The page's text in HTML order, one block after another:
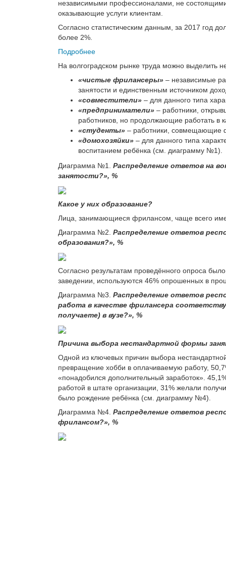
независимыми профессионалами, не
оказывающие услуги клиентам.
Согласно статистическим данным, за 2017 год
более 2%.
Подробнее
На волгоградском рынке труда можно выделить
«чистые фрилансеры» – независимые
занятости и единственным источником
«совместители» – для данного типа
«предприниматели» – работники,
работников, но продолжающие работать в
«студенты» – работники, совмещающие
«домохозяйки» – для данного типа
воспитанием ребёнка (см. диаграмму №1).
Диаграмма №1. Распределение ответов на
занятости?», %
Какое у них образование?
Лица, занимающиеся фрилансом, чаще всего
Диаграмма №2. Распределение ответов
образования?», %
Согласно результатам проведённого опроса
заведении, используются 46% опрошенных в
Диаграмма №3. Распределение ответов
работа в качестве фрилансера
получаете) в вузе?», %
Причина выбора нестандартной формы
Одной из ключевых причин выбора
превращение хобби в оплачиваемую работу,
«понадобился дополнительный заработок».
работой в штате организации, 31% желали
было рождение ребёнка (см. диаграмму №4).
Диаграмма №4. Распределение ответов
фрилансом?», %